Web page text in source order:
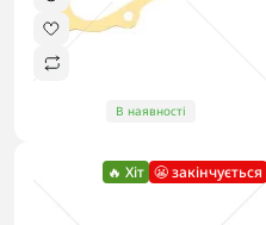
В наявності
🔥 Хіт 😬 закінчується